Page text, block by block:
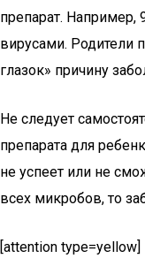
препарат.
вирусами. Родители
глазок» причину
Не следует
препарата для
не успеет или не
всех микробов, то
[attention type=yellow]